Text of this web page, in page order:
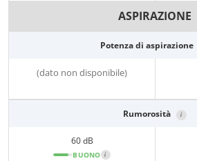
ASPIRAZIONE
Potenza di aspirazione
(dato non disponibile)
Rumorosità i
60 dB
BUONO i